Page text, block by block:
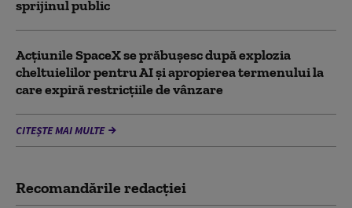
sprijinul public
Acţiunile SpaceX se prăbuşesc după explozia
cheltuielilor pentru AI şi apropierea termenului la
care expiră restricţiile de vânzare
CITEȘTE MAI MULTE
Recomandările redacţiei